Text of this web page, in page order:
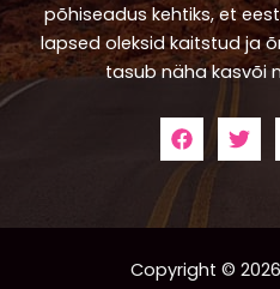
põhiseadus kehtiks, et
lapsed oleksid kaitstud ja
tasub näha kasvõi
Copyright ©